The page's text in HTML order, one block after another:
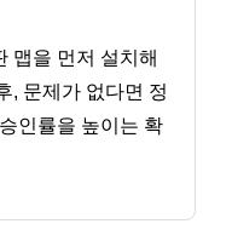
맵을 먼저 설치해
, 문제가 없다면 정
인률을 높이는 확